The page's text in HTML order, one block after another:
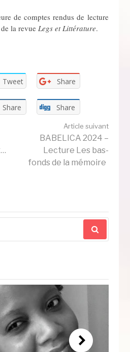
de comptes rendus de lecture
de la revueLegs et Littérature.
Tweet Share
Share Share
Article suivant
BABELICA 2024 –
Lecture Les bas-
fonds de la mémoire